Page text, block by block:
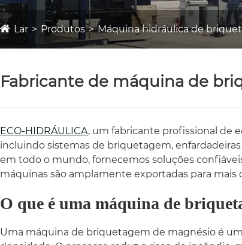
Lar Produtos Máquina hidráulica de
Fabricante de máquina de
ECO-HIDRÁULICA, um fabricante profissional de
incluindo sistemas de briquetagem,
em todo o mundo, fornecemos soluções
máquinas são amplamente exportadas para
O que é uma máquina de
Uma máquina de briquetagem de magnésio é